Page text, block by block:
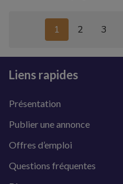
1 2 3
Liens rapides
Présentation
Publier une annonce
Offres d’emploi
Questions fréquentes